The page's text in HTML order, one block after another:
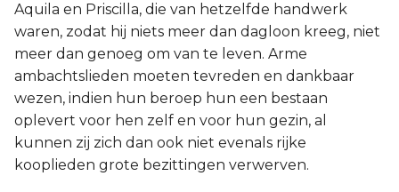
Aquila en Priscilla, die van hetzelfde handwerk
waren, zodat hij niets meer dan dagloon kreeg, niet
meer dan genoeg om van te leven. Arme
ambachtslieden moeten tevreden en dankbaar
wezen, indien hun beroep hun een bestaan
oplevert voor hen zelf en voor hun gezin, al
kunnen zij zich dan ook niet evenals rijke
kooplieden grote bezittingen verwerven.